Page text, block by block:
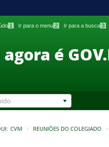
1 Ir para o menu 2 Ir para a busca 3
agora é
CVM REUNIÕES DO COLEGIADO